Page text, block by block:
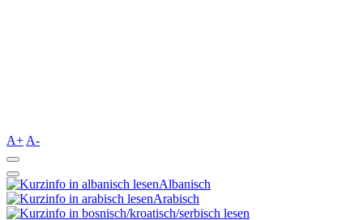
A+ A-
Albanisch
Arabisch